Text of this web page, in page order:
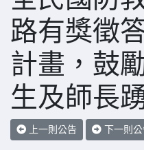
路有獎徵
計畫，鼓
生及師長
上一則公告 下一則